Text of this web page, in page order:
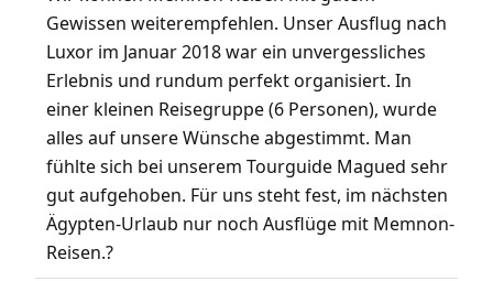
Gewissen weiterempfehlen. Unser Ausflug nach
Luxor im Januar 2018 war ein unvergessliches
Erlebnis und rundum perfekt organisiert. In
einer kleinen Reisegruppe (6 Personen), wurde
alles auf unsere Wünsche abgestimmt. Man
fühlte sich bei unserem Tourguide Magued sehr
gut aufgehoben. Für uns steht fest, im nächsten
Ägypten-Urlaub nur noch Ausflüge mit Memnon-
Reisen.?